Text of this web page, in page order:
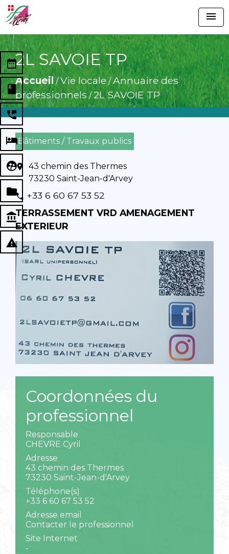
menu
2L SAVOIE TP
Accueil/Vie locale /Annuaire des
professionnels /2L SAVOIE TP
date_range
book
perm_phone_msg
local_hotel
supervised_user_circle
folder
account_balance
report_problem
Bâtiments / Travaux publics
location_on
43 chemin des Thermes
73230 Saint-Jean-d'Arvey
phone +33 6 60 67 53 52
TERRASSEMENT VRD AMENAGEMENT
EXTERIEUR
Coordonnées du
professionnel
Responsable
CHEVRE Cyril
Adresse
43 chemin des Thermes
73230 Saint-Jean-d'Arvey
Téléphone(s)
+33 6 60 67 53 52
Adresse email
Contacter le professionnel
Site Internet
-